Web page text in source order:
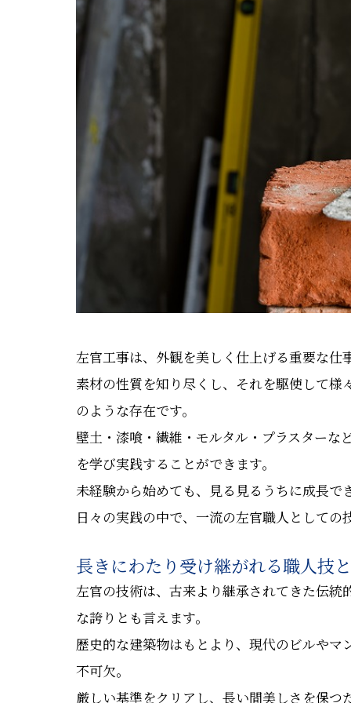
左官工事は、外観を美しく仕上げる重要な仕
素材の性質を知り尽くし、それを駆使して
のような存在です。
壁土・漆喰・繊維・モルタル・プラスターな
を学び実践することができます。
未経験から始めても、見る見るうちに成長で
日々の実践の中で、一流の左官職人として
長きにわたり受け継がれる職人技
左官の技術は、古来より継承されてきた伝
な誇りとも言えます。
歴史的な建築物はもとより、現代のビルや
不可欠。
厳しい基準をクリアし、長い間美しさを保